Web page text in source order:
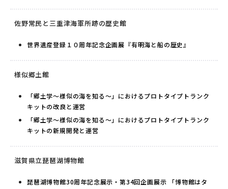
佐野常民と三重津海軍所跡の歴史館
世界遺産登録１０周年記念企画展『有明海と船の歴史』
様似郷土館
「郷土学～様似の海を知る～」におけるプロトタイプトランク
キットの改良と運営
「郷土学～様似の海を知る～」におけるプロトタイプトランク
キットの新規開発と運営
滋賀県立琵琶湖博物館
琵琶湖博物館30周年記念展示・第34回企画展示 「博物館はタ